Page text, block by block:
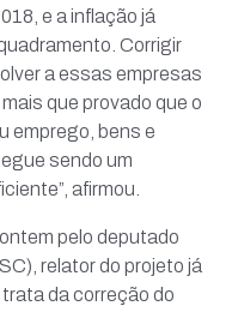
e a inflação já
Corrigir
a essas empresas
que provado que o
emprego, bens e
sendo um
afirmou.
pelo deputado
relator do projeto já
da correção do